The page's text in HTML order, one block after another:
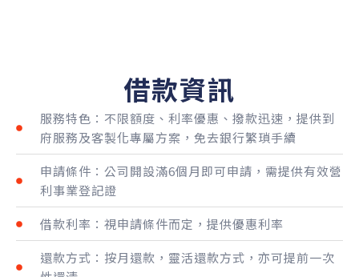
借款資訊
服務特色：不限額度、利率優惠、撥款迅速，提供到
府服務及客製化專屬方案，免去銀行繁瑣手續
申請條件：公司開設滿6個月即可申請，需提供有效營
利事業登記證
借款利率：視申請條件而定，提供優惠利率
還款方式：按月還款，靈活還款方式，亦可提前一次